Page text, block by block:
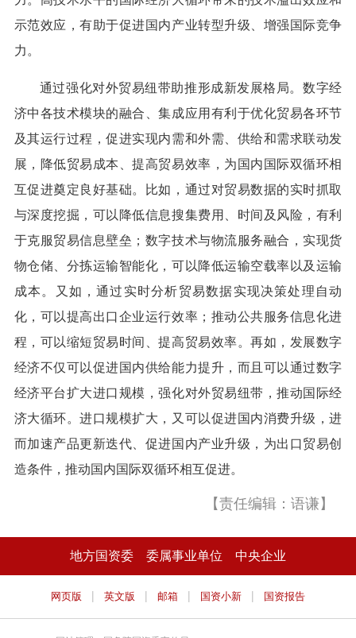
示范效应，有助于促进国内产业转型升级、增强国际竞争
力。
通过强化对外贸易纽带助推形成新发展格局。数字经
济中各技术模块的融合、集成应用有利于优化贸易各环节
及其运行过程，促进实现内需和外需、供给和需求联动发
展，降低贸易成本、提高贸易效率，为国内国际双循环相
互促进奠定良好基础。比如，通过对贸易数据的实时抓取
与深度挖掘，可以降低信息搜集费用、时间及风险，有利
于克服贸易信息壁垒；数字技术与物流服务融合，实现货
物仓储、分拣运输智能化，可以降低运输空载率以及运输
成本。又如，通过实时分析贸易数据实现决策处理自动
化，可以提高出口企业运行效率；推动公共服务信息化进
程，可以缩短贸易时间、提高贸易效率。再如，发展数字
经济不仅可以促进国内供给能力提升，而且可以通过数字
经济平台扩大进口规模，强化对外贸易纽带，推动国际经
济大循环。进口规模扩大，又可以促进国内消费升级，进
而加速产品更新迭代、促进国内产业升级，为出口贸易创
造条件，推动国内国际双循环相互促进。
【责任编辑：语谦】
地方国资委 委属事业单位 中央企业
网页版 | 英文版 | 邮箱 | 国资小新 | 国资报告